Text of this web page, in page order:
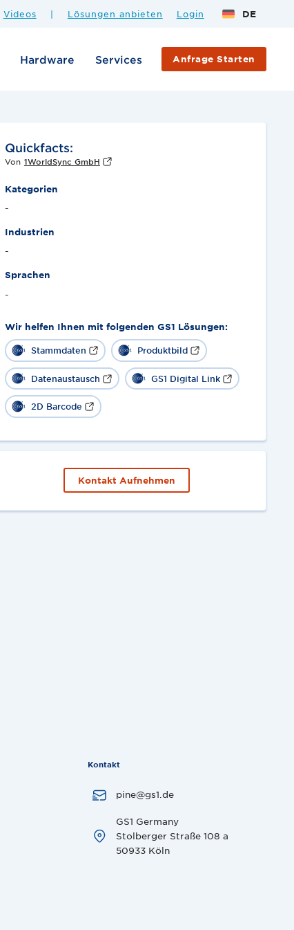
Videos | Lösungen anbieten Login DE
Hardware Services Anfrage Starten
Quickfacts:
Von 1WorldSync GmbH
Kategorien
-
Industrien
-
Sprachen
-
Wir helfen Ihnen mit folgenden GS1 Lösungen:
Stammdaten Produktbild
Datenaustausch GS1 Digital Link
2D Barcode
Kontakt Aufnehmen
Kontakt
pine@gs1.de
GS1 Germany
Stolberger Straße 108 a
50933 Köln